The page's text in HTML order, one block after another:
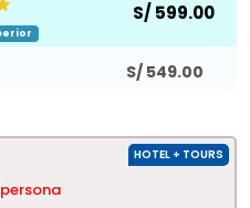
S/ 599.00
S/ 549.00
HOTEL + TOURS